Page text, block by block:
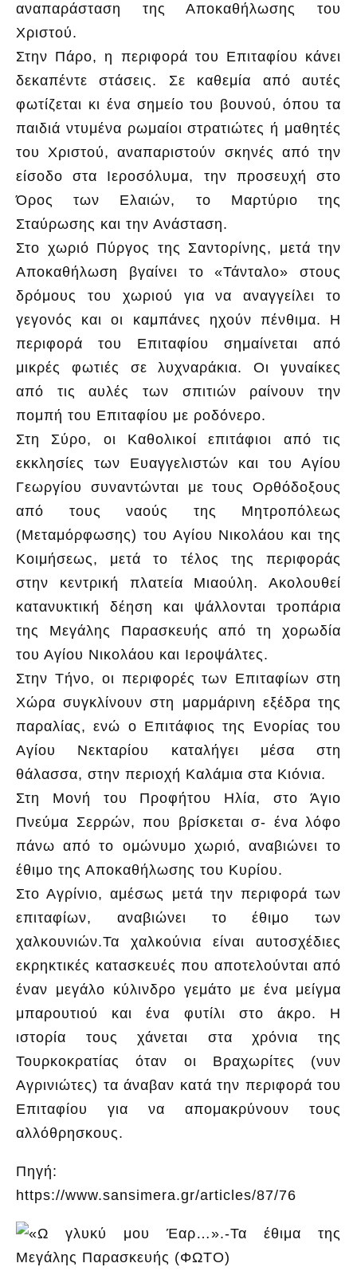
αναπαράσταση της Αποκαθήλωσης του
Χριστού.
Στην Πάρο, η περιφορά του Επιταφίου κάνει
δεκαπέντε στάσεις. Σε καθεμία από αυτές
φωτίζεται κι ένα σημείο του βουνού, όπου τα
παιδιά ντυμένα ρωμαίοι στρατιώτες ή μαθητές
του Χριστού, αναπαριστούν σκηνές από την
είσοδο στα Ιεροσόλυμα, την προσευχή στο
Όρος των Ελαιών, το Μαρτύριο της
Σταύρωσης και την Ανάσταση.
Στο χωριό Πύργος της Σαντορίνης, μετά την
Αποκαθήλωση βγαίνει το «Τάνταλο» στους
δρόμους του χωριού για να αναγγείλει το
γεγονός και οι καμπάνες ηχούν πένθιμα. Η
περιφορά του Επιταφίου σημαίνεται από
μικρές φωτιές σε λυχναράκια. Οι γυναίκες
από τις αυλές των σπιτιών ραίνουν την
πομπή του Επιταφίου με ροδόνερο.
Στη Σύρο, οι Καθολικοί επιτάφιοι από τις
εκκλησίες των Ευαγγελιστών και του Αγίου
Γεωργίου συναντώνται με τους Ορθόδοξους
από τους ναούς της Μητροπόλεως
(Μεταμόρφωσης) του Αγίου Νικολάου και της
Κοιμήσεως, μετά το τέλος της περιφοράς
στην κεντρική πλατεία Μιαούλη. Ακολουθεί
κατανυκτική δέηση και ψάλλονται τροπάρια
της Μεγάλης Παρασκευής από τη χορωδία
του Αγίου Νικολάου και Ιεροψάλτες.
Στην Τήνο, οι περιφορές των Επιταφίων στη
Χώρα συγκλίνουν στη μαρμάρινη εξέδρα της
παραλίας, ενώ ο Επιτάφιος της Ενορίας του
Αγίου Νεκταρίου καταλήγει μέσα στη
θάλασσα, στην περιοχή Καλάμια στα Κιόνια.
Στη Μονή του Προφήτου Ηλία, στο Άγιο
Πνεύμα Σερρών, που βρίσκεται σ- ένα λόφο
πάνω από το ομώνυμο χωριό, αναβιώνει το
έθιμο της Αποκαθήλωσης του Κυρίου.
Στο Αγρίνιο, αμέσως μετά την περιφορά των
επιταφίων, αναβιώνει το έθιμο των
χαλκουνιών.Τα χαλκούνια είναι αυτοσχέδιες
εκρηκτικές κατασκευές που αποτελούνται από
έναν μεγάλο κύλινδρο γεμάτο με ένα μείγμα
μπαρουτιού και ένα φυτίλι στο άκρο. Η
ιστορία τους χάνεται στα χρόνια της
Τουρκοκρατίας όταν οι Βραχωρίτες (νυν
Αγρινιώτες) τα άναβαν κατά την περιφορά του
Επιταφίου για να απομακρύνουν τους
αλλόθρησκους.
Πηγή:
https://www.sansimera.gr/articles/87/76